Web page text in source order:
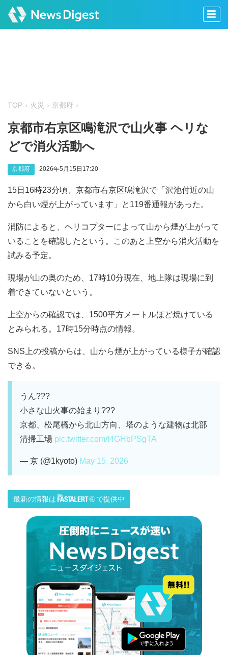
TOP 火災 京都府
京都市右京区鳴滝沢で山火事 ヘリな
どで消火活動へ
京都府 2026年5月15日17:20
15日16時23分頃、京都市右京区鳴滝沢で「沢池付近の山
から白い煙が上がっています」と119番通報があった。
消防によると、ヘリコプターによって山から煙が上がって
いることを確認したという。このあと上空から消火活動を
試みる予定。
現場が山の奥のため、17時10分現在、地上隊は現場に到
着できていないという。
上空からの確認では、1500平方メートルほど焼けている
とみられる。17時15分時点の情報。
SNS上の投稿からは、山から煙が上がっている様子が確認
できる。
うん???
小さな山火事の始まり???
京都、松尾橋から北山方向、塔のような建物は北部
清掃工場 pic.twitter.com/t4GHbPSgTA
— 京 (@1kyoto) May 15, 2026
最新の情報は で提供中